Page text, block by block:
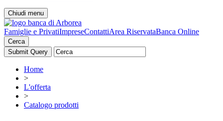
Chiudi menu
Famiglie e PrivatiImpreseContattiArea RiservataBanca Online
Cerca
Home
>
L'offerta
>
Catalogo prodotti